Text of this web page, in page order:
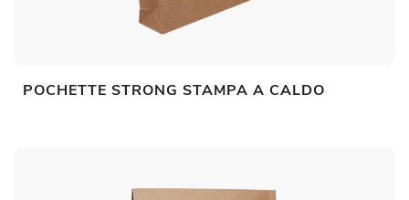
POCHETTE STRONG STAMPA A CALDO